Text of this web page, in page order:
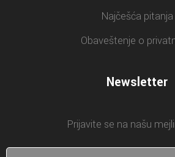
Najčešća pitanja
Obaveštenje o
Newsletter
Prijavite se na našu